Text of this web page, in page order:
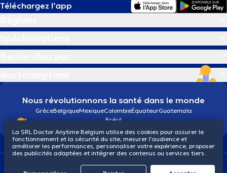
Téléchargez l’app
Nous révolutionnons la santé dans le monde
GrèceBelgiqueMexiqueColombieÉquateurGuatemala
Brésil
Conditions généralesCookiesPolitique de confidentialité
La SRL Doctor Anytime Belgium utilise des cookies pour assurer le
fonctionnement et la sécurité du site, mesurer l’audience et
améliorer les performances, personnaliser votre expérience, proposer
des publicités adaptées et intégrer des contenus ou services tiers.